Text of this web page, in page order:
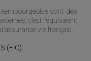
sont des
c’est l’équivalent
vie français.
(FIC)